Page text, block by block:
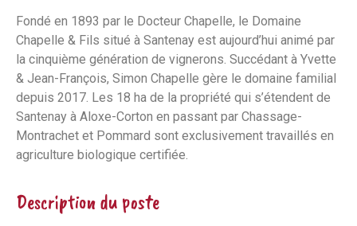
Fondé en 1893 par le Docteur Chapelle, le Domaine
Chapelle & Fils situé à Santenay est aujourd’hui animé par
la cinquième génération de vignerons. Succédant à Yvette
& Jean-François, Simon Chapelle gère le domaine familial
depuis 2017. Les 18 ha de la propriété qui s’étendent de
Santenay à Aloxe-Corton en passant par Chassage-
Montrachet et Pommard sont exclusivement travaillés en
agriculture biologique certifiée.
Description du poste